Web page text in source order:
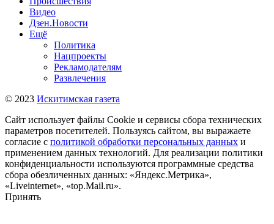
Видео
Дзен.Новости
Ещё
Политика
Нацпроекты
Рекламодателям
Развлечения
© 2023 Искитимская газета
Сайт использует файлы Cookie и сервисы сбора технических
параметров посетителей. Пользуясь сайтом, вы выражаете
согласие с политикой обработки персональных данных и
применением данных технологий. Для реализации политики
конфиденциальности используются программные средства
сбора обезличенных данных: «Яндекс.Метрика»,
«Liveinternet», «top.Mail.ru».
Принять